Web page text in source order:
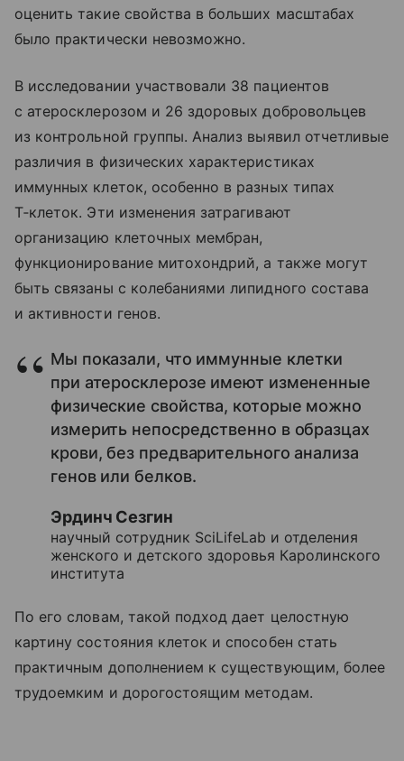
оценить такие свойства в больших масштабах
было практически невозможно.
В исследовании участвовали 38 пациентов
с атеросклерозом и 26 здоровых добровольцев
из контрольной группы. Анализ выявил отчетливые
различия в физических характеристиках
иммунных клеток, особенно в разных типах
Т‑клеток. Эти изменения затрагивают
организацию клеточных мембран,
функционирование митохондрий, а также могут
быть связаны с колебаниями липидного состава
и активности генов.
Мы показали, что иммунные клетки
при атеросклерозе имеют измененные
физические свойства, которые можно
измерить непосредственно в образцах
крови, без предварительного анализа
генов или белков.
Эрдинч Сезгин
научный сотрудник SciLifeLab и отделения
женского и детского здоровья Каролинского
института
По его словам, такой подход дает целостную
картину состояния клеток и способен стать
практичным дополнением к существующим, более
трудоемким и дорогостоящим методам.